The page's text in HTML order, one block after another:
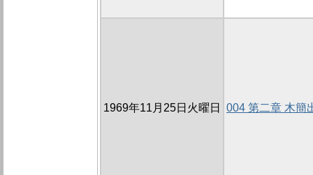
1969年11月25日火曜日 004 第二章 木簡